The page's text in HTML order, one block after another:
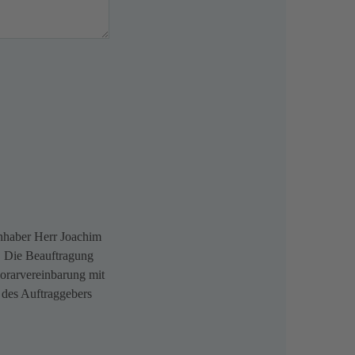
Herr Joachim
Die Beauftragung
mit
Auftraggebers